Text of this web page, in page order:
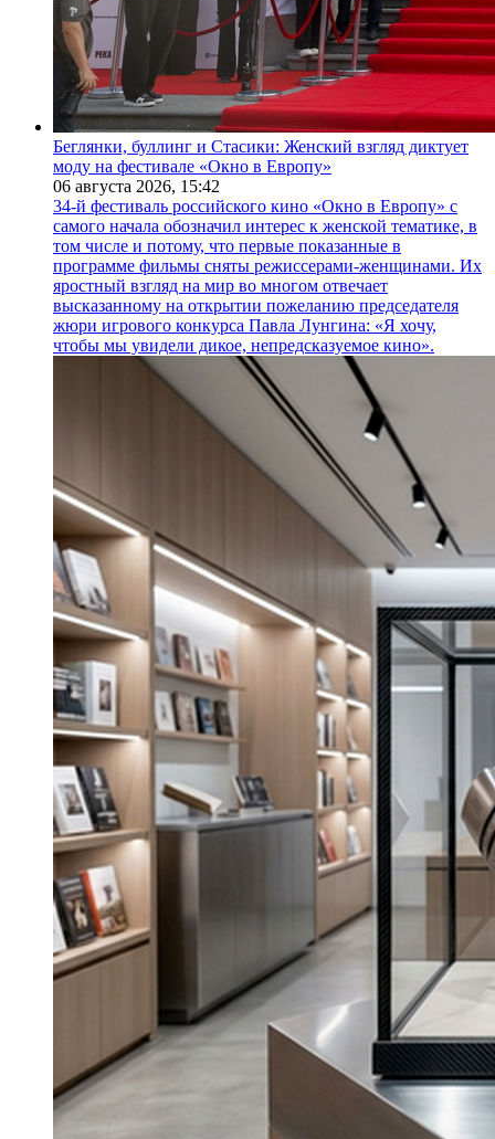
Беглянки, буллинг и Стасики: Женский взгляд диктует
моду на фестивале «Окно в Европу»
06 августа 2026, 15:42
34-й фестиваль российского кино «Окно в Европу» с
самого начала обозначил интерес к женской тематике, в
том числе и потому, что первые показанные в
программе фильмы сняты режиссерами-женщинами. Их
яростный взгляд на мир во многом отвечает
высказанному на открытии пожеланию председателя
жюри игрового конкурса Павла Лунгина: «Я хочу,
чтобы мы увидели дикое, непредсказуемое кино».